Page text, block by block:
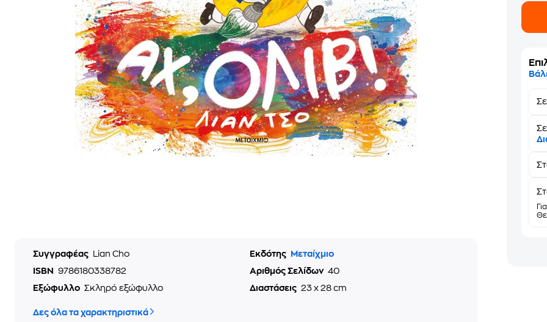
Συγγραφέας Lian Cho Εκδότης
Μεταίχμιο
ISBN
9786180338782 Αριθμός Σελίδων 40
Εξώφυλλο Σκληρό εξώφυλλο Διαστάσεις 23 x 28 cm
Δες όλα τα χαρακτηριστικά